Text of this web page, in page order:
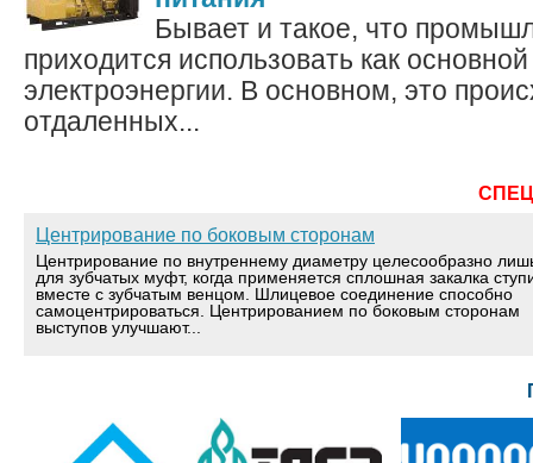
Бывает и такое, что
приходится использовать как
электроэнергии. В основном, это
отдаленных...
Центрирование по боковым сторонам
Центрирование по внутреннему диаметру целесообразно
для зубчатых муфт, когда применяется сплошная закалка
вместе с зубчатым венцом. Шлицевое соединение способно
самоцентрироваться. Центрированием по боковым сторонам
выступов улучшают...